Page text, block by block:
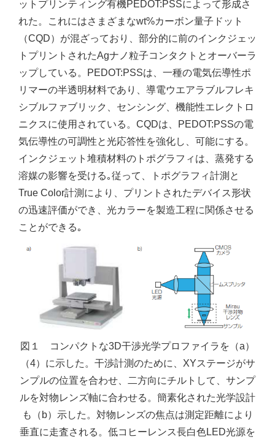
ットプリンティング有機PEDOT:PSSによって形成さ
れた。これにはさまざまなwt%カーボン量子ドット
（CQD）が混ざっており、部分的に前のインクジェッ
トプリントされたAgナノ粒子コンタクトとオーバーラ
ップしている。PEDOT:PSSは、一種の電気伝導性ポ
リマーの半透明材料であり、導電ウエアラブルフレキ
シブルファブリック、センシング、機能性エレクトロ
ニクスに使用されている。CQDは、PEDOT:PSSの電
気伝導性の可調性と光応答性を強化し、可能にする。
インクジェット堆積材料のトポグラフィは、蒸発する
溶媒の影響を受ける｡従って、トポグラフィ計測と
True Color計測により、プリントされたデバイス形状
の迅速評価ができ、光カラーを製造工程に関係させる
ことができる｡
図１ コンパクトな3D干渉光学プロファイラを（a）
（4）に示した。干渉計測のために、XYステージがサ
ンプルの位置を合わせ、二方向にチルトして、サンプ
ルを対物レンズ軸に合わせる。簡素化された光学設計
も（b）示した。対物レンズの焦点は測定距離により
垂直に走査される。低コヒーレンス長白色LED光源を